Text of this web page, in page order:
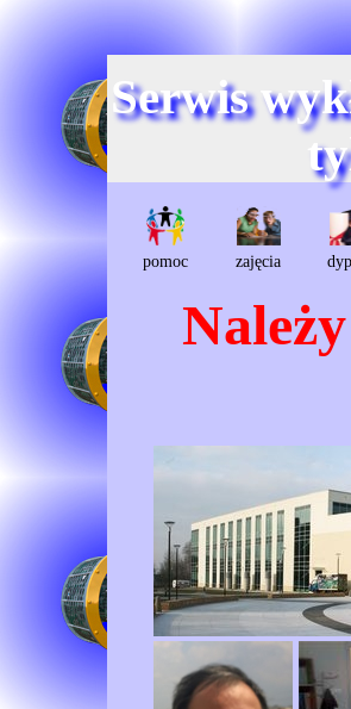
Serwis
pomoc zajęcia